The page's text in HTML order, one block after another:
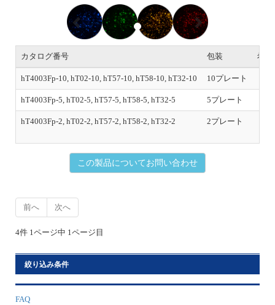
P
r
e
v
o
u
s
N
e
x
t
カタログ番号 包装 希望
hT4003Fp-10, hT02-10, hT57-10, hT58-10, hT32-10 10プレート
hT4003Fp-5, hT02-5, hT57-5, hT58-5, hT32-5 5プレート
hT4003Fp-2, hT02-2, hT57-2, hT58-2, hT32-2
2プレート
この製品についてお問い合わせ
前へ 次へ
4件 1ページ中 1ページ目
絞り込み条件
FAQ